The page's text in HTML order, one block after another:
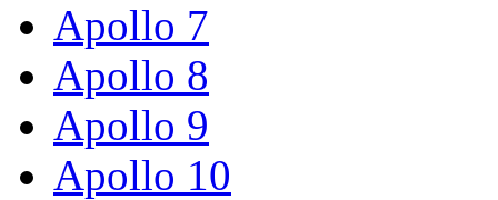
Apollo 7
Apollo 8
Apollo 9
Apollo 10